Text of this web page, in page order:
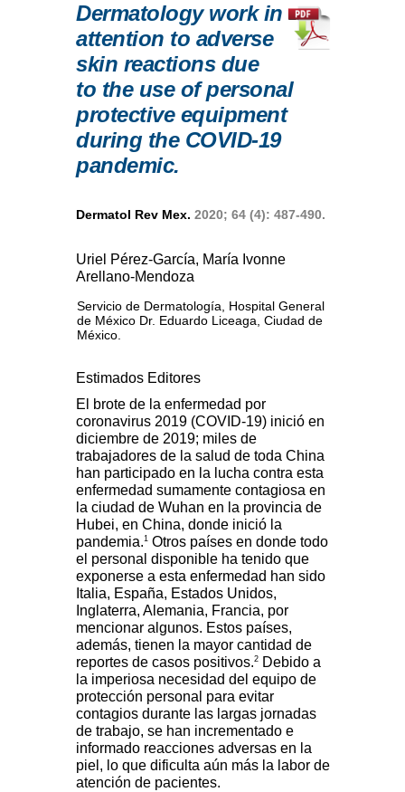
Dermatology work in
attention to adverse
skin reactions due
to the use of personal
protective equipment
during the COVID-19
pandemic.
Dermatol Rev Mex. 2020; 64 (4): 487-490.
Uriel Pérez-García, María Ivonne
Arellano-Mendoza
Servicio de Dermatología, Hospital General
de México Dr. Eduardo Liceaga, Ciudad de
México.
Estimados Editores
El brote de la enfermedad por
coronavirus 2019 (COVID-19) inició en
diciembre de 2019; miles de
trabajadores de la salud de toda China
han participado en la lucha contra esta
enfermedad sumamente contagiosa en
la ciudad de Wuhan en la provincia de
Hubei, en China, donde inició la
pandemia.1 Otros países en donde todo
el personal disponible ha tenido que
exponerse a esta enfermedad han sido
Italia, España, Estados Unidos,
Inglaterra, Alemania, Francia, por
mencionar algunos. Estos países,
además, tienen la mayor cantidad de
reportes de casos positivos.2 Debido a
la imperiosa necesidad del equipo de
protección personal para evitar
contagios durante las largas jornadas
de trabajo, se han incrementado e
informado reacciones adversas en la
piel, lo que dificulta aún más la labor de
atención de pacientes.